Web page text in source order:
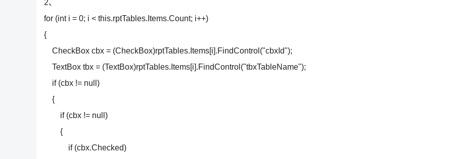
2、
for (int i = 0; i < this.rptTables.Items.Count; i++)
{
CheckBox cbx = (CheckBox)rptTables.Items[i].FindControl("cbxId");
TextBox tbx = (TextBox)rptTables.Items[i].FindControl("tbxTableName");
if (cbx != null)
{
if (cbx != null)
{
if (cbx.Checked)